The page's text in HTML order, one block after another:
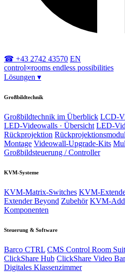
☎ +43 2742 43570 EN
control∞rooms endless possibilities
Lösungen ▾
Großbildtechnik
Großbildtechnik im Überblick LCD-
LED-Videowalls · Übersicht LED-
Rückprojektion
Montage Videowall-Upgrade-Kits
Großbildsteuerung / Controller
KVM-Systeme
KVM-Matrix-Switches KVM-
Extender Beyond Zubehör KVM-
Komponenten
Steuerung & Software
Barco CTRL CMS Control Room
ClickShare Hub ClickShare Video
Digitales Klassenzimmer